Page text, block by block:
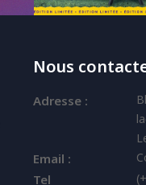
Nous
Adresse :
Email :
Tel